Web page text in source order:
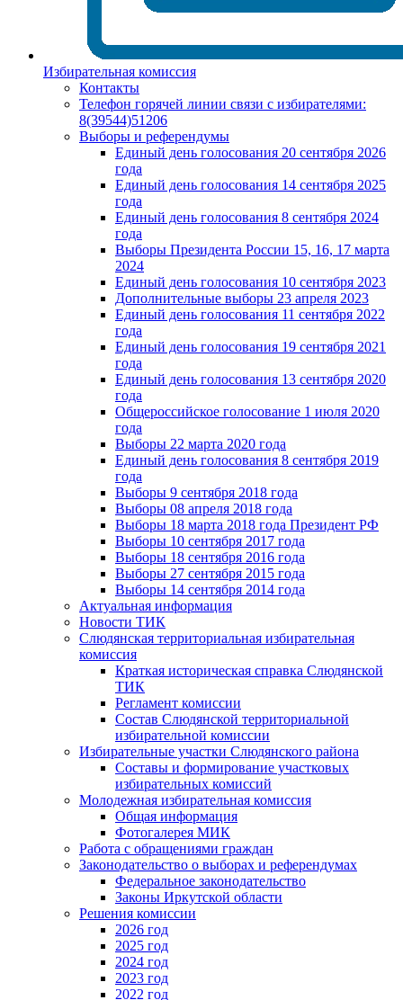
Избирательная комиссия
Контакты
Телефон горячей линии связи с избирателями:
8(39544)51206
Выборы и референдумы
Единый день голосования 20 сентября 2026
года
Единый день голосования 14 сентября 2025
года
Единый день голосования 8 сентября 2024
года
Выборы Президента России 15, 16, 17 марта
2024
Единый день голосования 10 сентября 2023
Дополнительные выборы 23 апреля 2023
Единый день голосования 11 сентября 2022
года
Единый день голосования 19 сентября 2021
года
Единый день голосования 13 сентября 2020
года
Общероссийское голосование 1 июля 2020
года
Выборы 22 марта 2020 года
Единый день голосования 8 сентября 2019
года
Выборы 9 сентября 2018 года
Выборы 08 апреля 2018 года
Выборы 18 марта 2018 года Президент РФ
Выборы 10 сентября 2017 года
Выборы 18 сентября 2016 года
Выборы 27 сентября 2015 года
Выборы 14 сентября 2014 года
Актуальная информация
Новости ТИК
Слюдянская территориальная избирательная
комиссия
Краткая историческая справка Слюдянской
ТИК
Регламент комиссии
Состав Слюдянской территориальной
избирательной комиссии
Избирательные участки Слюдянского района
Составы и формирование участковых
избирательных комиссий
Молодежная избирательная комиссия
Общая информация
Фотогалерея МИК
Работа с обращениями граждан
Законодательство о выборах и референдумах
Федеральное законодательство
Законы Иркутской области
Решения комиссии
2026 год
2025 год
2024 год
2023 год
2022 год